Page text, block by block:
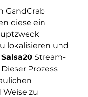
GandCrab
diese ein
lokalisieren und
Salsa20Stream-
Prozess
zu